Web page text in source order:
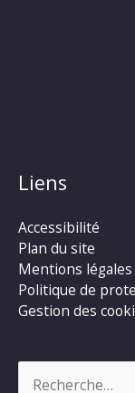
Liens
Accessibilité
Plan du site
Mentions légales
Politique de
Gestion des